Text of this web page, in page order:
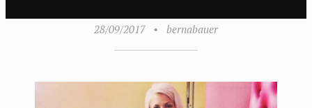
28/09/2017 • bernabauer